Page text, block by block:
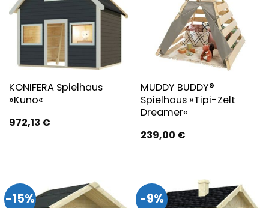
KONIFERA Spielhaus
»Kuno«
972,13 €
MUDDY BUDDY®
Spielhaus »Tipi-Zelt
Dreamer«
239,00 €
-15% -9%